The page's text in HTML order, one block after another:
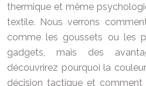
thermique et même
textile. Nous verrons
comme les goussets ou les
gadgets, mais des
découvrirez pourquoi la
décision tactique et